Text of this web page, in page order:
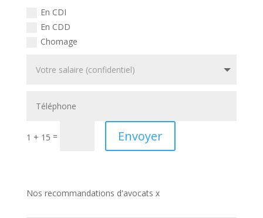
En CDI
En CDD
Chomage
1 + 15 = Envoyer
Nos recommandations d'avocats x